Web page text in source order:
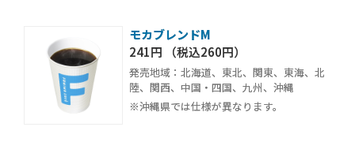
モカブレンドM
241円 （税込260円）
発売地域：北海道、東北、関東、東海、北
陸、関西、中国・四国、九州、沖縄
※沖縄県では仕様が異なります。